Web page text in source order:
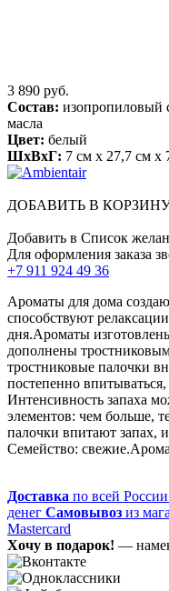
3 890 руб.
Состав: изопропиловый
масла
Цвет: белый
ШхВхГ: 7 см x 27,7 см x
ДОБАВИТЬ В
Добавить в Список
Для оформления заказа
+7 911 924 49 36
Ароматы для дома
способствуют
дня.Ароматы
дополнены
тростниковые палочки
постепенно
Интенсивность запаха
элементов: чем больше,
палочки впитают запах,
Семейство:
Доставка по всей России
денег Самовывоз из
Mastercard
Хочу в подарок! —